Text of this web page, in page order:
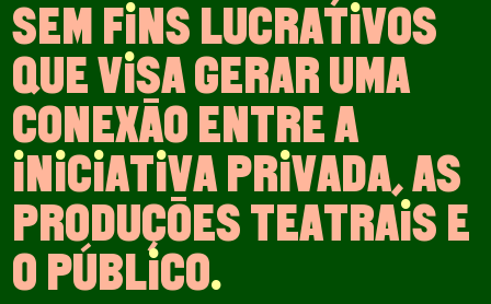
SEMFINSLUCRATIVOS
QUEVISAGERARUMA
CONEXÃOENTREA
INICIATIVAPRIVADA,AS
PRODUÇÕESTEATRAISE
OPÚBLICO.